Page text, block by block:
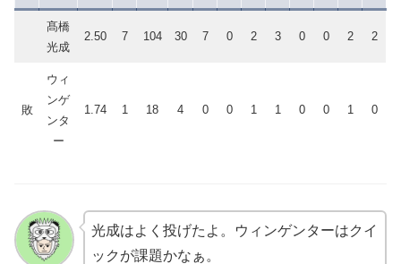
髙橋
光成
2.50 7 104 30 7 0 2 3 0 0 2 2
敗
ウィ
ンゲ
ンタ
ー
1.74 1 18 4 0 0 1 1 0 0 1 0
光成はよく投げたよ。ウィンゲンターはクイ
ックが課題かなぁ。